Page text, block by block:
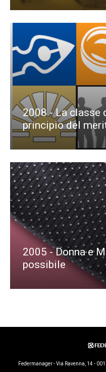
2008 - La classe
principio del
2005 - Donna e
possibile
Federmanager - Via Ravenna, 14 -